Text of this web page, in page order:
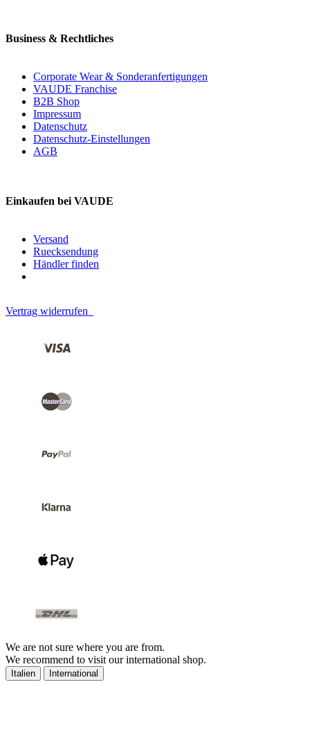
Business & Rechtliches
Corporate Wear & Sonderanfertigungen
VAUDE Franchise
B2B Shop
Impressum
Datenschutz
Datenschutz-Einstellungen
AGB
Einkaufen bei VAUDE
Versand
Ruecksendung
Händler finden
Vertrag widerrufen
We are not sure where you are from.
We recommend to visit our international shop.
Italien International